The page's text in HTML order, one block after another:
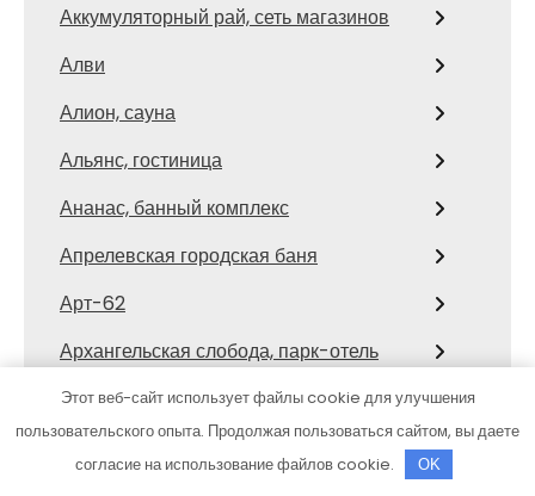
Аккумуляторный рай, сеть магазинов
Алви
Алион, сауна
Альянс, гостиница
Ананас, банный комплекс
Апрелевская городская баня
Арт-62
Архангельская слобода, парк-отель
АссортиАвто
Этот веб-сайт использует файлы cookie для улучшения
пользовательского опыта. Продолжая пользоваться сайтом, вы даете
согласие на использование файлов cookie.
OK